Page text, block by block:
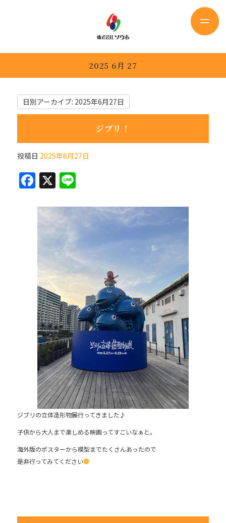
2025 6月 27
日別アーカイブ: 2025年6月27日
ジブリ！
投稿日 2025年6月27日
F
c
e
o
o
k
X Li
e
ジブリの立体造形物展行ってきました♪
子供から大人まで楽しめる映画ってすごいなぁと。
海外版のポスターから模型までたくさんあったので
是非行ってみてください